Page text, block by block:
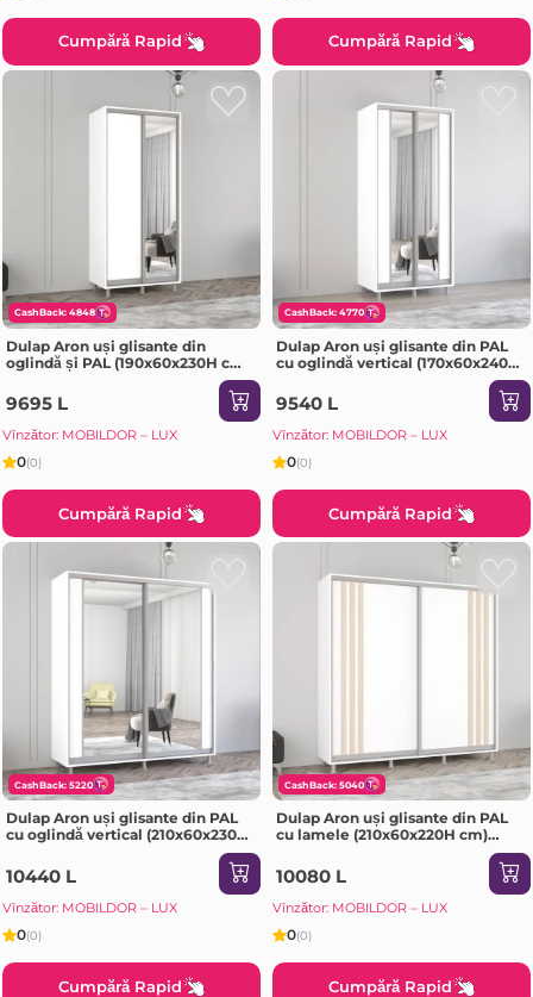
Cumpără Rapid Cumpără Rapid
CashBack: 4848
Dulap Aron uși glisante din
oglindă și PAL (190x60x230H cm)
9695 L
Vînzător: MOBILDOR – LUX
0(0)
Cumpără Rapid
CashBack: 4770
Dulap Aron uși glisante din PAL
cu oglindă vertical (170x60x240H
9540 L
Vînzător: MOBILDOR – LUX
0(0)
Cumpără Rapid
CashBack: 5220
Dulap Aron uși glisante din PAL
cu oglindă vertical (210x60x230H
10440 L
Vînzător: MOBILDOR – LUX
0(0)
Cumpără Rapid
CashBack: 5040
Dulap Aron uși glisante din PAL
cu lamele (210x60x220H cm)
10080 L
Vînzător: MOBILDOR – LUX
0(0)
Cumpără Rapid